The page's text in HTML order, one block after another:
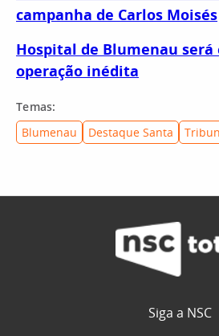
campanha de Carlos Moisés
Hospital de Blumenau será
operação inédita
Temas:
Blumenau
Destaque Santa
Siga a NSC